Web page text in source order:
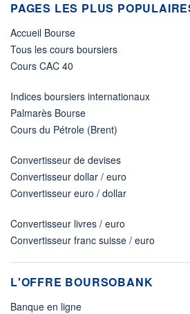
PAGES LES PLUS
Accueil Bourse
Tous les cours boursiers
Cours CAC 40
Indices boursiers internationaux
Palmarès Bourse
Cours du Pétrole (Brent)
Convertisseur de devises
Convertisseur dollar / euro
Convertisseur euro / dollar
Convertisseur livres / euro
Convertisseur franc suisse / euro
L'OFFRE BOURSOBANK
Banque en ligne